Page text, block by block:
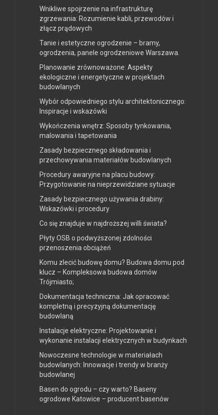
Wnikliwe spojrzenie na infrastrukturę
zgrzewania: Rozumienie kabli, przewodów i
złącz prądowych
Tanie i estetyczne ogrodzenie – bramy,
ogrodzenia, panele ogrodzeniowe Warszawa.
Planowanie zrównoważone: Aspekty
ekologiczne i energetyczne w projektach
budowlanych
Wybór odpowiedniego stylu architektonicznego:
Inspiracje i wskazówki
Wykończenia wnętrz: Sposoby tynkowania,
malowania i tapetowania
Zasady bezpiecznego składowania i
przechowywania materiałów budowlanych
Procedury awaryjne na placu budowy:
Przygotowanie na nieprzewidziane sytuacje
Zasady bezpiecznego używania drabiny:
Wskazówki i procedury
Co się znajduje w najdroższej willi świata?
Płyty OSB o podwyższonej zdolności
przenoszenia obciążeń
Komu zlecić budowę domu? Budowa domu pod
klucz – Kompleksowa budowa domów
Trójmiasto;
Dokumentacja techniczna: Jak opracować
kompletną i precyzyjną dokumentację
budowlaną
Instalacje elektryczne: Projektowanie i
wykonanie instalacji elektrycznych w budynkach
Nowoczesne technologie w materiałach
budowlanych: Innowacje i trendy w branży
budowlanej
Basen do ogrodu – czy warto? Baseny
ogrodowe Katowice – producent basenów